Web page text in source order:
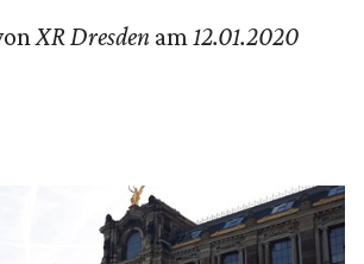
XR Dresden am 12.01.2020